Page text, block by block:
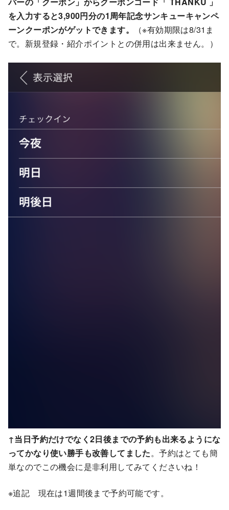
を入力すると3,900円分の1周年記念サンキューキャンペ
ーンクーポンがゲットできます。
（※有効期限は8/31ま
で。新規登録・紹介ポイントとの併用は出来ません。）
↑当日予約だけでなく2日後までの予約も出来るようにな
ってかなり使い勝手も改善してました。予約はとても簡
単なのでこの機会に是非利用してみてくださいね！
※追記 現在は1週間後まで予約可能です。